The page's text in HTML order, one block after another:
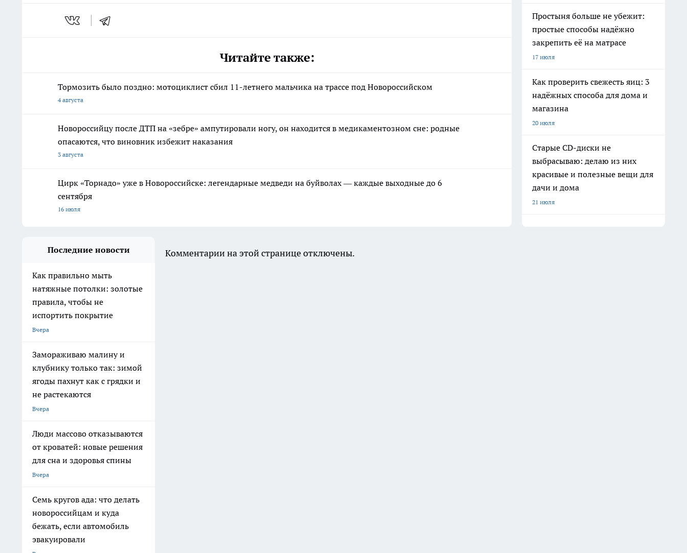
Читайте также:
Тормозить было поздно: мотоциклист сбил 11-летнего мальчика на трассе под Новороссийском
4 августа
Новороссийцу после ДТП на «зебре» ампутировали ногу, он находится в медикаментозном сне: родные
опасаются, что виновник избежит наказания
3 августа
Цирк «Торнадо» уже в Новороссийске: легендарные медведи на буйволах — каждые выходные до 6
сентября
16 июля
Простыня больше не убежит:
простые способы надёжно
закрепить её на матрасе
17 июля
Как проверить свежесть яиц: 3
надёжных способа для дома и
магазина
20 июля
Старые CD-диски не
выбрасываю: делаю из них
красивые и полезные вещи для
дачи и дома
21 июля
Последние новости
Как правильно мыть
натяжные потолки: золотые
правила, чтобы не
испортить покрытие
Вчера
Замораживаю малину и
клубнику только так: зимой
ягоды пахнут как с грядки и
не растекаются
Вчера
Люди массово отказываются
от кроватей: новые решения
для сна и здоровья спины
Вчера
Семь кругов ада: что делать
новороссийцам и куда
бежать, если автомобиль
эвакуировали
Комментарии на этой странице отключены.